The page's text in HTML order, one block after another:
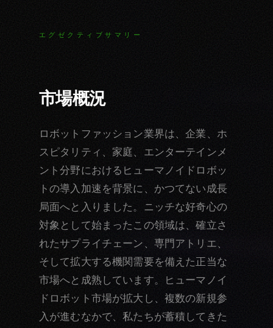
エグゼクティブサマリー
市場概況
ロボットファッション業界は、企業、ホ
スピタリティ、家庭、エンターテインメ
ント分野におけるヒューマノイドロボッ
トの導入加速を背景に、かつてない成長
局面へと入りました。ニッチな好奇心の
対象として始まったこの領域は、確立さ
れたサプライチェーン、専門アトリエ、
そして拡大する機関需要を備えた正当な
市場へと成熟しています。ヒューマノイ
ドロボット市場が拡大し、複数の新規参
入が進むなかで、私たちが蓄積してきた